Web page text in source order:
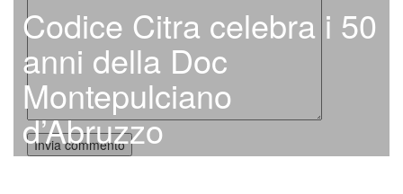
Codice Citra celebra i 50
anni della Doc
Montepulciano
d’Abruzzo